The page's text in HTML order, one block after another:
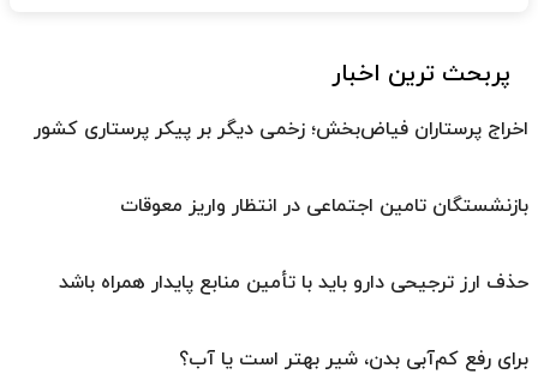
پربحث ترین اخبار
اخراج پرستاران فیاض‌بخش؛ زخمی دیگر بر پیکر پرستاری کشور
بازنشستگان تامین اجتماعی در انتظار واریز معوقات
حذف ارز ترجیحی دارو باید با تأمین منابع پایدار همراه باشد
برای رفع کم‌آبی بدن، شیر بهتر است یا آب؟